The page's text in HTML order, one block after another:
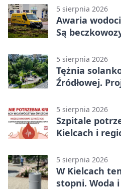
5 sierpnia 2026
Awaria
Są
5 sierpnia 2026
Tężnia
Źródłowej.
5 sierpnia 2026
Szpitale
Kielcach i
5 sierpnia 2026
W Kielcach
stopni. Woda